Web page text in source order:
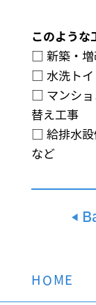
このような
□ 新築・増
□ 水洗トイ
□ マンショ
替え工事
□ 給排水設
など
HOME